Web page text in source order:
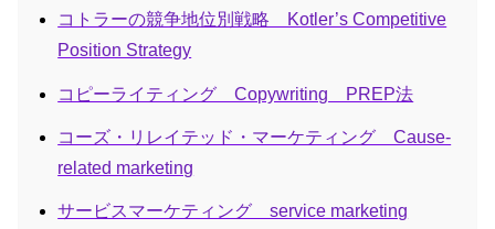
コトラーの競争地位別戦略 Kotler’s Competitive
Position Strategy
コピーライティング Copywriting PREP法
コーズ・リレイテッド・マーケティング Cause-
related marketing
サービスマーケティング service marketing